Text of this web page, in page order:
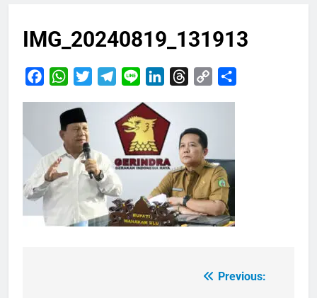
IMG_20240819_131913
FacebookWhatsApp
TwitterTelegram
Line LinkedInThreads
Copy
Previous: